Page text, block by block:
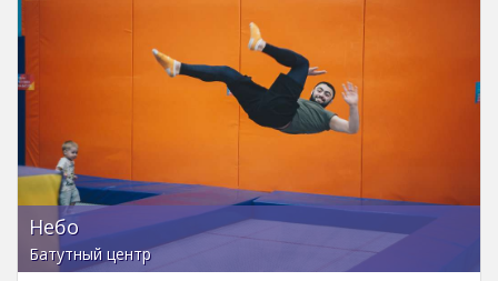
Небо
Батутный центр